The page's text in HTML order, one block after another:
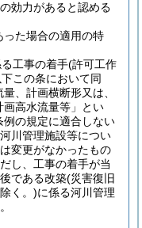
効力があると認める
た場合の適用の特
工事の着手(許可工作
この条において同
、計画横断形又は、
高水流量等」とい
の規定に適合しない
川管理施設等につい
変更がなかったもの
し、工事の着手が当
である改築(災害復旧
く。)に係る河川管理